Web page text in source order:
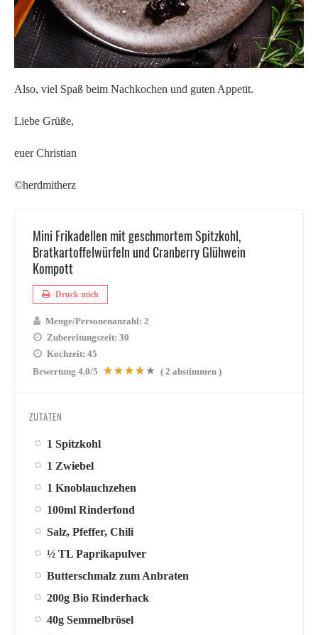
Also, viel Spaß beim Nachkochen und guten Appetit.
Liebe Grüße,
euer Christian
©herdmitherz
Mini Frikadellen mit geschmortem Spitzkohl,
Bratkartoffelwürfeln und Cranberry Glühwein
Kompott
Druck mich
Menge/Personenanzahl: 2
Zubereitungszeit: 30
Kochzeit: 45
Bewertung 4.0/5 ( 2 abstimmen )
ZUTATEN
1 Spitzkohl
1 Zwiebel
1 Knoblauchzehen
100ml Rinderfond
Salz, Pfeffer, Chili
½ TL Paprikapulver
Butterschmalz zum Anbraten
200g Bio Rinderhack
40g Semmelbrösel